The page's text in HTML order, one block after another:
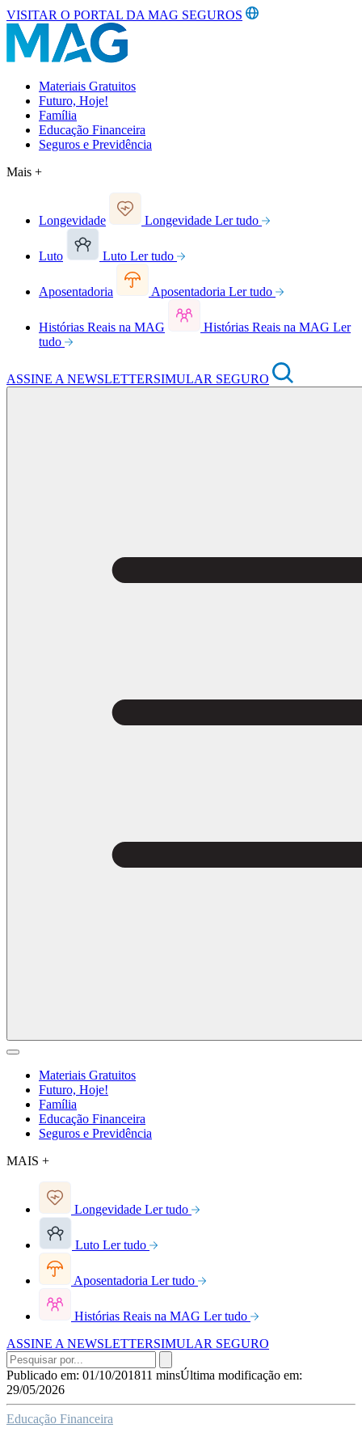
VISITAR O PORTAL DA MAG SEGUROS
Materiais Gratuitos
Futuro, Hoje!
Família
Educação Financeira
Seguros e Previdência
Mais +
Longevidade Longevidade Ler tudo
Luto Luto Ler tudo
Aposentadoria Aposentadoria Ler tudo
Histórias Reais na MAG Histórias Reais na MAG Ler
tudo
ASSINE A NEWSLETTERSIMULAR SEGURO
Materiais Gratuitos
Futuro, Hoje!
Família
Educação Financeira
Seguros e Previdência
MAIS +
Longevidade Ler tudo
Luto Ler tudo
Aposentadoria Ler tudo
Histórias Reais na MAG Ler tudo
ASSINE A NEWSLETTERSIMULAR SEGURO
Publicado em: 01/10/201811 minsÚltima modificação em:
29/05/2026
Educação Financeira